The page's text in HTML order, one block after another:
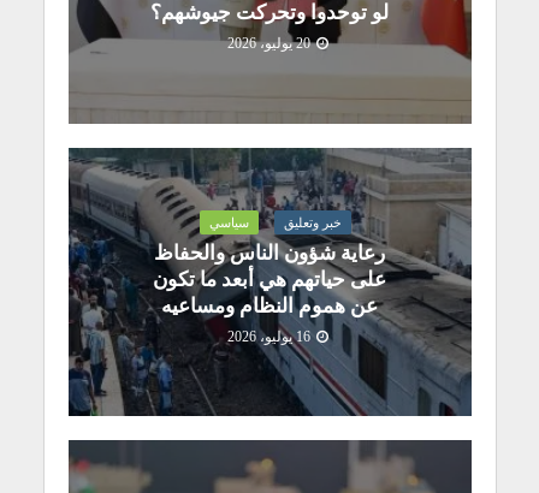
لو توحدوا وتحركت جيوشهم؟
20 يوليو، 2026
خبر وتعليق سياسي
رعاية شؤون الناس والحفاظ
على حياتهم هي أبعد ما تكون
عن هموم النظام ومساعيه
16 يوليو، 2026